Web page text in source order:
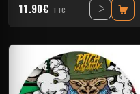
11.90€ TTC